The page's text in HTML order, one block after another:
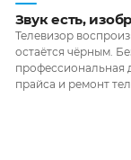
Звук есть,
Телевизор
остаётся чёрным.
профессиональная
прайса и ремонт